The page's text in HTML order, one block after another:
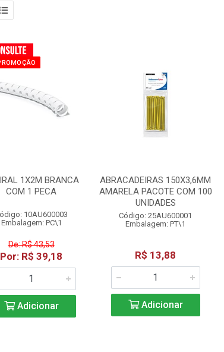
1X2M BRANCA
COM 1 PECA
10AU600003
Embalagem: PC\1
De: R$ 43,53
Por: R$ 39,18
Adicionar
ABRACADEIRAS 150X3,6MM
AMARELA PACOTE COM 100
UNIDADES
Código: 25AU600001
Embalagem: PT\1
R$ 13,88
Adicionar